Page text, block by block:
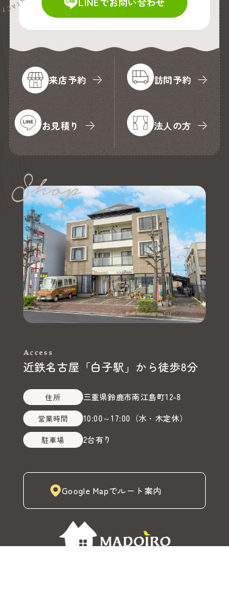
来店予約 訪問予約
お見積り 法人の方
Access
近鉄名古屋「白子駅」から徒歩8分
住所 三重県鈴鹿市南江島町12-8
営業時間 10:00～17:00 （水・木定休）
駐車場 2台有り
Google Mapでルート案内